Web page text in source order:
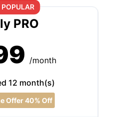
PRO
/month
12 month(s)
Offer 40% Off